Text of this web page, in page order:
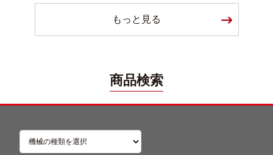
もっと見る
商品検索